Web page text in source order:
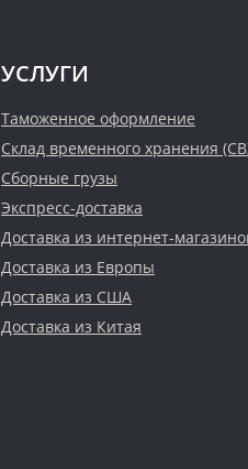
УСЛУГИ
Таможенное оформление
Склад временного хранения
Сборные грузы
Экспресс-доставка
Доставка из интернет-
Доставка из Европы
Доставка из США
Доставка из Китая